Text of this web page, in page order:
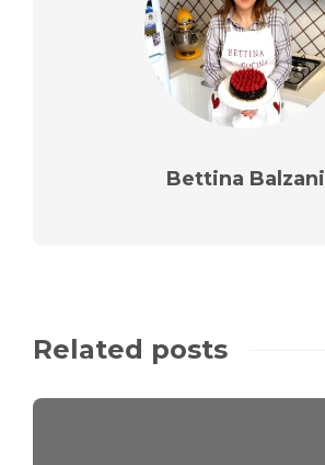
Bettina Balzani
Related posts